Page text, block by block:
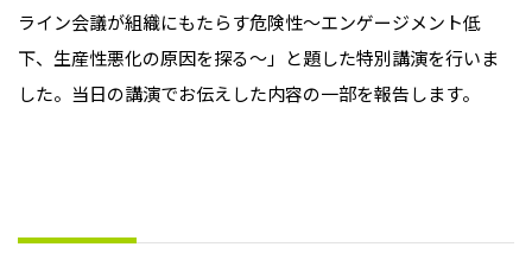
ライン会議が組織にもたらす危険性～エンゲージメント低
下、生産性悪化の原因を探る～」と題した特別講演を行いま
した。当日の講演でお伝えした内容の一部を報告します。